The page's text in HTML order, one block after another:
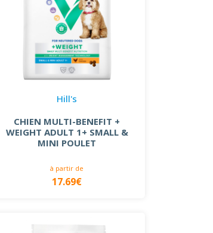
Hill's
CHIEN MULTI-BENEFIT +
WEIGHT ADULT 1+ SMALL &
MINI POULET
à partir de
17.69€